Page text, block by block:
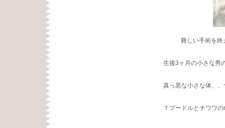
難しい手術を終
生後3ヶ月の小さな男
真っ黒な小さな体、
Ｔプードルとチワワ